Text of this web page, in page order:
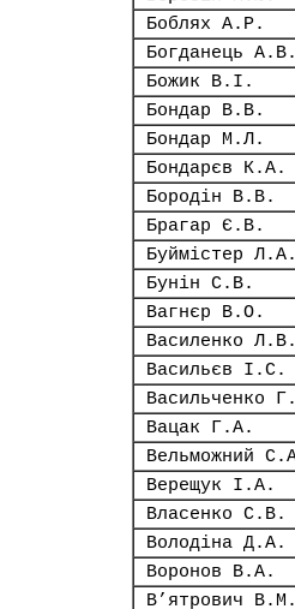
Боблях А.Р.
Богданець А.В.
Божик В.І.
Бондар В.В.
Бондар М.Л.
Бондарєв К.А.
Бородін В.В.
Брагар Є.В.
Буймістер Л.А.
Бунін С.В.
Вагнєр В.О.
Василенко Л.В.
Васильєв І.С.
Васильченко
Вацак Г.А.
Вельможний
Верещук І.А.
Власенко С.В.
Володіна Д.А.
Воронов В.А.
В’ятрович В.М.